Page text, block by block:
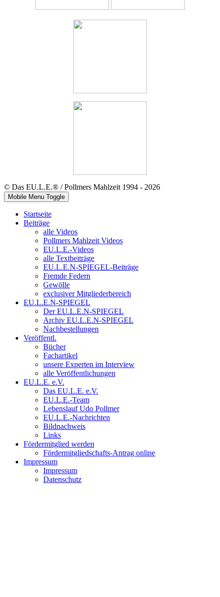
© Das EU.L.E.® / Pollmers Mahlzeit 1994 - 2026
Mobile Menu Toggle
Startseite
Beiträge
alle Videos
Pollmers Mahlzeit Videos
EU.L.E.-Videos
alle Textbeiträge
EU.L.E.N-SPIEGEL-Beiträge
Fremde Federn
Gewölle
exclusiver Mitgliederbereich
EU.L.E.N-SPIEGEL
Der EU.L.E.N-SPIEGEL
Archiv EU.L.E.N-SPIEGEL
Nachbestellungen
Veröffentl.
Bücher
Fachartikel
unsere Experten im Interview
alle Veröffentlichungen
EU.L.E. e.V.
Das EU.L.E. e.V.
EU.L.E.-Team
Lebenslauf Udo Pollmer
EU.L.E.-Nachrichten
Bildnachweis
Links
Fördermitglied werden
Fördermitgliedschafts-Antrag online
Impressum
Impressum
Datenschutz